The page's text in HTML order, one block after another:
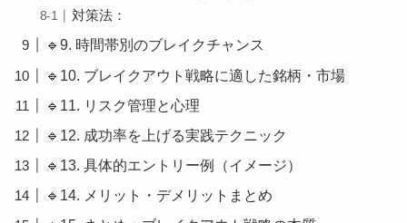
対策法：
🔹9. 時間帯別のブレイクチャンス
🔹10. ブレイクアウト戦略に適した銘柄・市場
🔹11. リスク管理と心理
🔹12. 成功率を上げる実践テクニック
🔹13. 具体的エントリー例（イメージ）
🔹14. メリット・デメリットまとめ